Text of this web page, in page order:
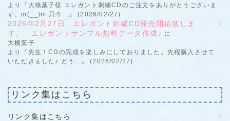
より『大橋葉子様 エレガント刺繍CDのご注文をありがとうございま
す。m(__)m 只今...』 (2026/02/27)
2026年2月27日 エレガント刺繍CD発売開始致しま
す。 エレガントサンプル無料データ作成♪ に
大橋葉子
より『先生！CDの完成を楽しみにしておりました。先程購入させて
いただきました♪ どう...』 (2026/02/27)
リンク集はこちら
リンク集はこちら